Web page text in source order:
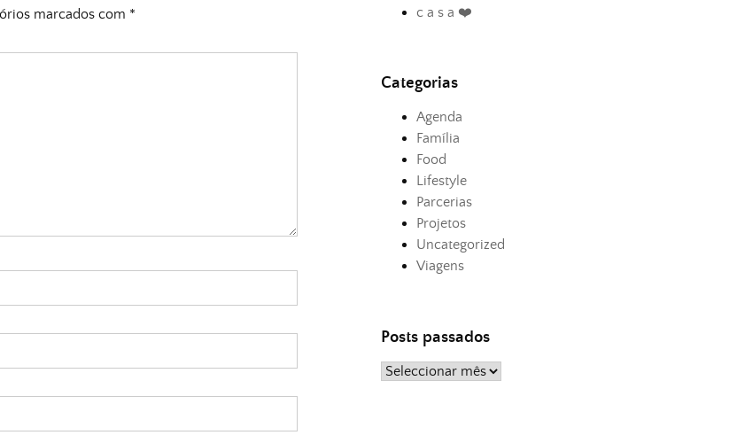
marcados com *
c a s a ❤️
Categorias
Agenda
Família
Food
Lifestyle
Parcerias
Projetos
Uncategorized
Viagens
Posts passados
Posts